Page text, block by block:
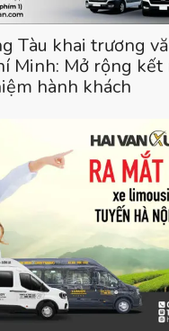
Tàu khai trương
Minh: Mở rộng kết
hành khách